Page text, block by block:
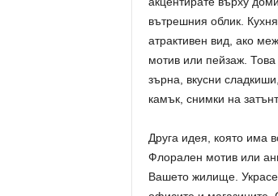
вътрешния облик.
атрактивен вид, ако
мотив или пейзаж.
зърна, вкусни
камък, снимки на
Друга идея, която има
Флорален мотив или
Вашето жилище.